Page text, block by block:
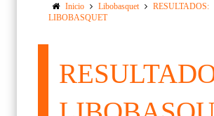
Inicio Libobasquet
RESULTADOS:
LIBOBASQUET